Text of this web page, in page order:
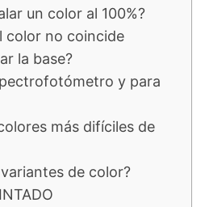
un color al 100%?
color no coincide
la base?
y para
más difíciles de
de color?